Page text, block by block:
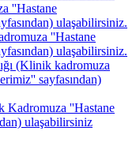
''Hastane
ulaşabilirsiniz.
''Hastane
ulaşabilirsiniz.
(Klinik kadromuza
sayfasından)
''Hastane
ulaşabilirsiniz